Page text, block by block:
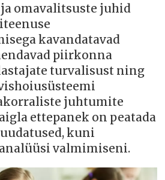
ja omavalitsuste juhid
kavandatavad
piirkonna
turvalisust ning
juhtumite
ettepanek on peatada
kuni
valmimiseni.